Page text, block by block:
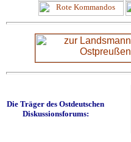
Die Träger des Ostdeutschen
Diskussionsforums: